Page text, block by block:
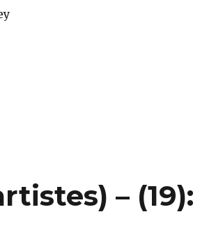
– (19):